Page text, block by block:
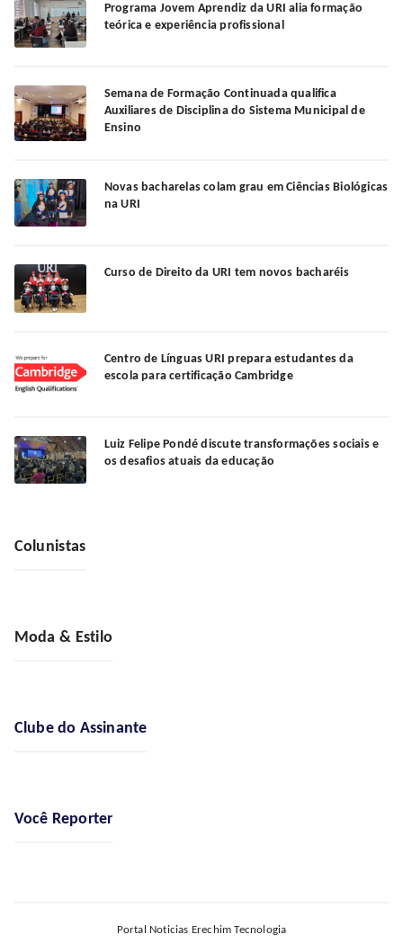
Programa Jovem Aprendiz da URI alia formação
teórica e experiência profissional
Semana de Formação Continuada qualifica
Auxiliares de Disciplina do Sistema Municipal de
Ensino
Novas bacharelas colam grau em Ciências Biológicas
na URI
Curso de Direito da URI tem novos bacharéis
Centro de Línguas URI prepara estudantes da
escola para certificação Cambridge
Luiz Felipe Pondé discute transformações sociais e
os desafios atuais da educação
Colunistas
Moda & Estilo
Clube do Assinante
Você Reporter
Portal Noticias Erechim Tecnologia